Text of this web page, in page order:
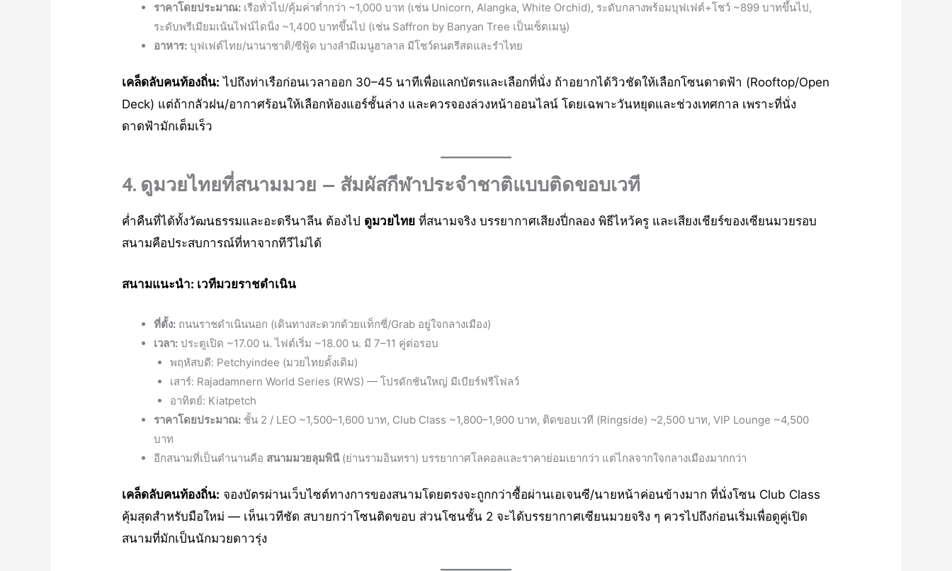
ราคาโดยประมาณ: เรือทั่วไป/คุ้มค่าต่ำกว่า ~1,000 บาท (เช่น Unicorn, Alangka, White Orchid), ระดับกลางพร้อมบุฟเฟต์+โชว์ ~899 บาทขึ้นไป,
ระดับพรีเมียมเน้นไฟน์ไดนิ่ง ~1,400 บาทขึ้นไป (เช่น Saffron by Banyan Tree เป็นเซ็ตเมนู)
อาหาร: บุฟเฟต์ไทย/นานาชาติ/ซีฟู้ด บางลำมีเมนูฮาลาล มีโชว์ดนตรีสดและรำไทย
เคล็ดลับคนท้องถิ่น: ไปถึงท่าเรือก่อนเวลาออก 30–45 นาทีเพื่อแลกบัตรและเลือกที่นั่ง ถ้าอยากได้วิวชัดให้เลือกโซนดาดฟ้า (Rooftop/Open
Deck) แต่ถ้ากลัวฝน/อากาศร้อนให้เลือกห้องแอร์ชั้นล่าง และควรจองล่วงหน้าออนไลน์ โดยเฉพาะวันหยุดและช่วงเทศกาล เพราะที่นั่ง
ดาดฟ้ามักเต็มเร็ว
4. ดูมวยไทยที่สนามมวย — สัมผัสกีฬาประจำชาติแบบติดขอบเวที
ค่ำคืนที่ได้ทั้งวัฒนธรรมและอะดรีนาลีน ต้องไป ดูมวยไทย ที่สนามจริง บรรยากาศเสียงปี่กลอง พิธีไหว้ครู และเสียงเชียร์ของเซียนมวยรอบ
สนามคือประสบการณ์ที่หาจากทีวีไม่ได้
สนามแนะนำ: เวทีมวยราชดำเนิน
ที่ตั้ง: ถนนราชดำเนินนอก (เดินทางสะดวกด้วยแท็กซี่/Grab อยู่ใจกลางเมือง)
เวลา: ประตูเปิด ~17.00 น. ไฟต์เริ่ม ~18.00 น. มี 7–11 คู่ต่อรอบ
พฤหัสบดี: Petchyindee (มวยไทยดั้งเดิม)
เสาร์: Rajadamnern World Series (RWS) — โปรดักชันใหญ่ มีเบียร์ฟรีโฟลว์
อาทิตย์: Kiatpetch
ราคาโดยประมาณ: ชั้น 2 / LEO ~1,500–1,600 บาท, Club Class ~1,800–1,900 บาท, ติดขอบเวที (Ringside) ~2,500 บาท, VIP Lounge ~4,500
บาท
อีกสนามที่เป็นตำนานคือ สนามมวยลุมพินี(ย่านรามอินทรา) บรรยากาศโลคอลและราคาย่อมเยากว่า แต่ไกลจากใจกลางเมืองมากกว่า
เคล็ดลับคนท้องถิ่น: จองบัตรผ่านเว็บไซต์ทางการของสนามโดยตรงจะถูกกว่าซื้อผ่านเอเจนซี/นายหน้าค่อนข้างมาก ที่นั่งโซน Club Class
คุ้มสุดสำหรับมือใหม่ — เห็นเวทีชัด สบายกว่าโซนติดขอบ ส่วนโซนชั้น 2 จะได้บรรยากาศเซียนมวยจริง ๆ ควรไปถึงก่อนเริ่มเพื่อดูคู่เปิด
สนามที่มักเป็นนักมวยดาวรุ่ง